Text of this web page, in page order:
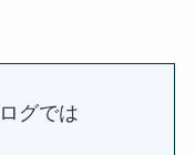
グでは